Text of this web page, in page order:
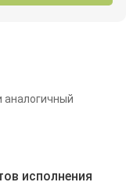
аналогичный
исполнения